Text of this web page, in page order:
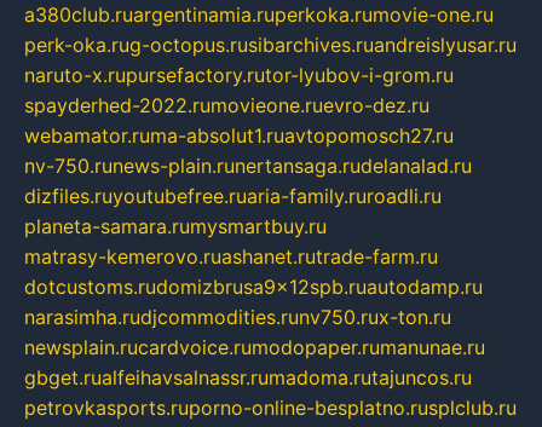
a380club.ruargentinamia.ruperkoka.rumovie-one.ru
perk-oka.rug-octopus.rusibarchives.ruandreislyusar.ru
naruto-x.rupursefactory.rutor-lyubov-i-grom.ru
spayderhed-2022.rumovieone.ruevro-dez.ru
webamator.ruma-absolut1.ruavtopomosch27.ru
nv-750.runews-plain.runertansaga.rudelanalad.ru
dizfiles.ruyoutubefree.ruaria-family.ruroadli.ru
planeta-samara.rumysmartbuy.ru
matrasy-kemerovo.ruashanet.rutrade-farm.ru
dotcustoms.rudomizbrusa9x12spb.ruautodamp.ru
narasimha.rudjcommodities.runv750.rux-ton.ru
newsplain.rucardvoice.rumodopaper.rumanunae.ru
gbget.rualfeihavsalnassr.rumadoma.rutajuncos.ru
petrovkasports.ruporno-online-besplatno.rusplclub.ru